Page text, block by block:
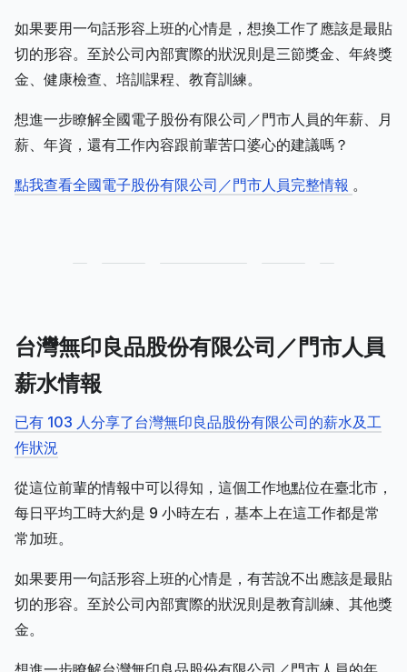
如果要用一句話形容上班的心情是，想換工作了應該是最貼
切的形容。至於公司內部實際的狀況則是三節獎金、年終獎
金、健康檢查、培訓課程、教育訓練。
想進一步瞭解全國電子股份有限公司／門市人員的年薪、月
薪、年資，還有工作內容跟前輩苦口婆心的建議嗎？
點我查看全國電子股份有限公司／門市人員完整情報 。
台灣無印良品股份有限公司／門市人員
薪水情報
已有 103 人分享了台灣無印良品股份有限公司的薪水及工
作狀況
從這位前輩的情報中可以得知，這個工作地點位在臺北市，
每日平均工時大約是 9 小時左右，基本上在這工作都是常
常加班。
如果要用一句話形容上班的心情是，有苦說不出應該是最貼
切的形容。至於公司內部實際的狀況則是教育訓練、其他獎
金。